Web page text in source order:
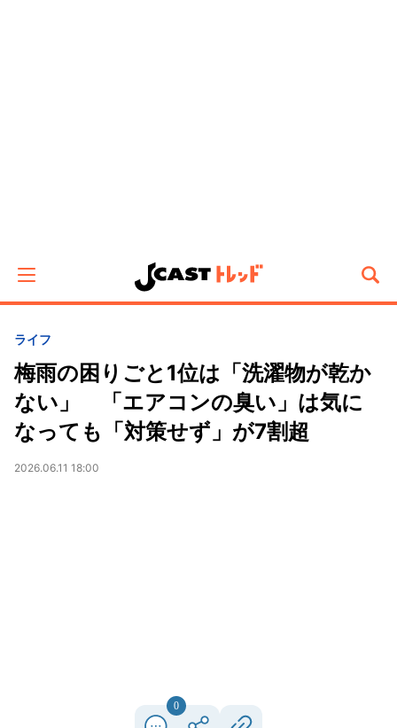
ライフ
梅雨の困りごと1位は「洗濯物が乾か
ない」 「エアコンの臭い」は気に
なっても「対策せず」が7割超
2026.06.11 18:00
0